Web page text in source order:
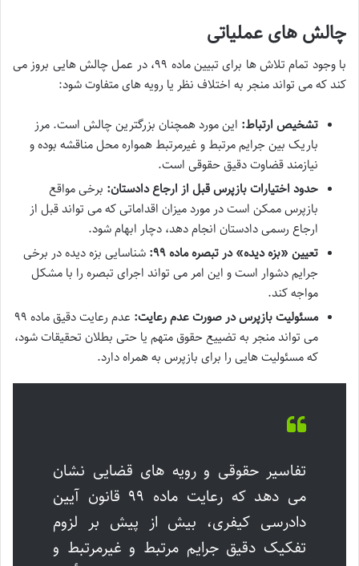
چالش های عملیاتی
با وجود تمام تلاش ها برای تبیین ماده ۹۹، در عمل چالش هایی بروز می
کند که می تواند منجر به اختلاف نظر یا رویه های متفاوت شود:
تشخیص ارتباط: این مورد همچنان بزرگترین چالش است. مرز
باریک بین جرایم مرتبط و غیرمرتبط همواره محل مناقشه بوده و
نیازمند قضاوت دقیق حقوقی است.
حدود اختیارات بازپرس قبل از ارجاع دادستان: برخی مواقع
بازپرس ممکن است در مورد میزان اقداماتی که می تواند قبل از
ارجاع رسمی دادستان انجام دهد، دچار ابهام شود.
تعیین «بزه دیده» در تبصره ماده ۹۹:
شناسایی بزه دیده در برخی
جرایم دشوار است و این امر می تواند اجرای تبصره را با مشکل
مواجه کند.
مسئولیت بازپرس در صورت عدم رعایت:
عدم رعایت دقیق ماده ۹۹
می تواند منجر به تضییع حقوق متهم یا حتی بطلان تحقیقات شود،
که مسئولیت هایی را برای بازپرس به همراه دارد.
تفاسیر حقوقی و رویه های قضایی نشان
می دهد که رعایت ماده ۹۹ قانون آیین
دادرسی کیفری، بیش از پیش بر لزوم
تفکیک دقیق جرایم مرتبط و غیرمرتبط و